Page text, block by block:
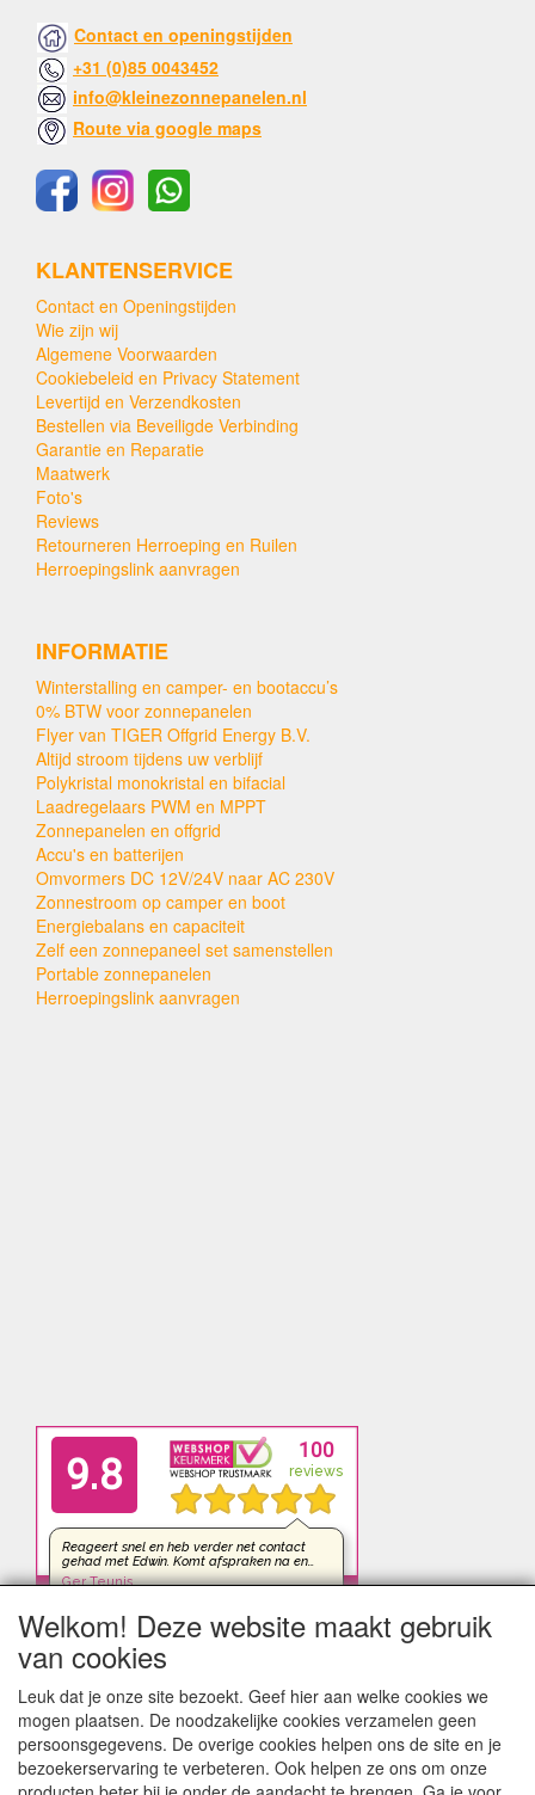
Contact en openingstijden
+31 (0)85 0043452
info@kleinezonnepanelen.nl
Route via google maps
KLANTENSERVICE
Contact en Openingstijden
Wie zijn wij
Algemene Voorwaarden
Cookiebeleid en Privacy Statement
Levertijd en Verzendkosten
Bestellen via Beveiligde Verbinding
Garantie en Reparatie
Maatwerk
Foto's
Reviews
Retourneren Herroeping en Ruilen
Herroepingslink aanvragen
INFORMATIE
Winterstalling en camper- en bootaccu’s
0% BTW voor zonnepanelen
Flyer van TIGER Offgrid Energy B.V.
Altijd stroom tijdens uw verblijf
Polykristal monokristal en bifacial
Laadregelaars PWM en MPPT
Zonnepanelen en offgrid
Accu's en batterijen
Omvormers DC 12V/24V naar AC 230V
Zonnestroom op camper en boot
Energiebalans en capaciteit
Zelf een zonnepaneel set samenstellen
Portable zonnepanelen
Herroepingslink aanvragen
Welkom! Deze website maakt gebruik
van cookies
Leuk dat je onze site bezoekt. Geef hier aan welke cookies we
mogen plaatsen. De noodzakelijke cookies verzamelen geen
persoonsgegevens. De overige cookies helpen ons de site en je
bezoekerservaring te verbeteren. Ook helpen ze ons om onze